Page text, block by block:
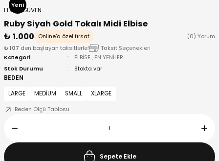
Yeni
ELVAN GÜVEN
Ruby Siyah Gold Tokalı Midi Elbise
₺ 1.000
Online'a özel fırsat
(0) Yorum
₺ 107 den başlayan taksitlerle!
Taksit Seçenekleri
Kategori
ELBİSE , EN YENİLER
Stok Durumu
Stokta var
BEDEN
LARGE
MEDİUM SMALL
XLARGE
Beden Ölçü Tablosu
Sepete Ekle